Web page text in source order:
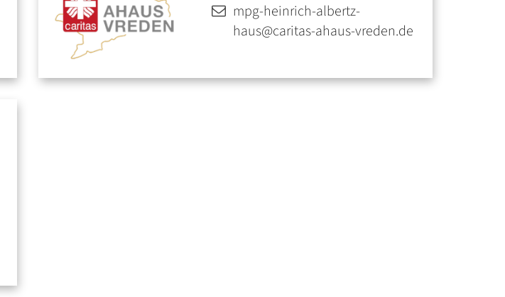
mpg-heinrich-albertz-
haus@caritas-ahaus-vreden.de